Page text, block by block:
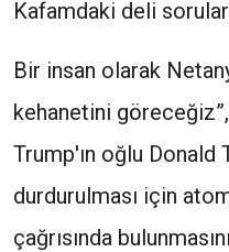
Kafamdaki deli
Bir insan olarak
kehanetini
Trump'ın oğlu Donald
durdurulması için
çağrısında